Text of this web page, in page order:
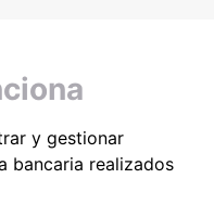
y gestionar
bancaria realizados